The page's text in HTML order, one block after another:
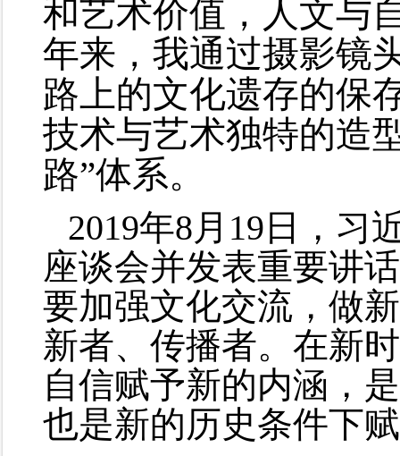
和艺术价值，人文与
年来，我通过摄影镜
路上的文化遗存的保
技术与艺术独特的造
路”体系。
2019年8月19日，习
座谈会并发表重要讲
要加强文化交流，做
新者、传播者。在新
自信赋予新的内涵，
也是新的历史条件下